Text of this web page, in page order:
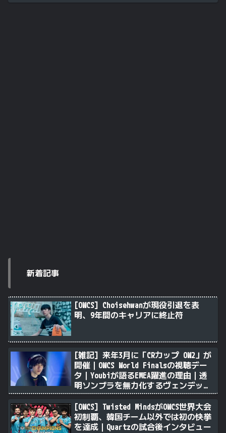
新着記事
[OWCS] Choisehwanが現役引退を表
明、9年間のキャリアに終止符
[雑記] 来年3月に「CRカップ OW2」が
開催｜OWCS World Finalsの視聴デー
タ｜Youbiが語るEMEA躍進の理由｜透
明ソンブラを無力化するヴェンデッタ
｜Stalk3rが久々のツィート ほか
[OWCS] Twisted MindsがOWCS世界大会
初制覇、韓国チーム以外では初の快挙
を達成｜Quartzの試合後インタビュー